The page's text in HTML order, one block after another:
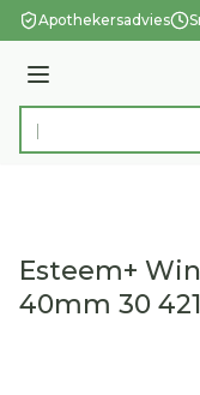
Ga naar de inhoud
Apothekersadvies
Menu
Product, merk,
Esteem+
40mm 30